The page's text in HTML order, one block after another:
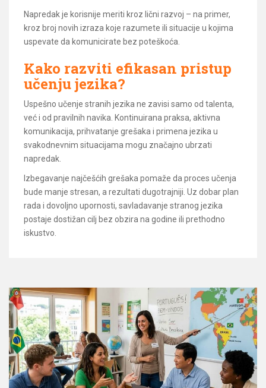
Napredak je korisnije meriti kroz lični razvoj – na primer,
kroz broj novih izraza koje razumete ili situacije u kojima
uspevate da komunicirate bez poteškoća.
Kako razviti efikasan pristup
učenju jezika?
Uspešno učenje stranih jezika ne zavisi samo od talenta,
već i od pravilnih navika. Kontinuirana praksa, aktivna
komunikacija, prihvatanje grešaka i primena jezika u
svakodnevnim situacijama mogu značajno ubrzati
napredak.
Izbegavanje najčešćih grešaka pomaže da proces učenja
bude manje stresan, a rezultati dugotrajniji. Uz dobar plan
rada i dovoljno upornosti, savladavanje stranog jezika
postaje dostižan cilj bez obzira na godine ili prethodno
iskustvo.